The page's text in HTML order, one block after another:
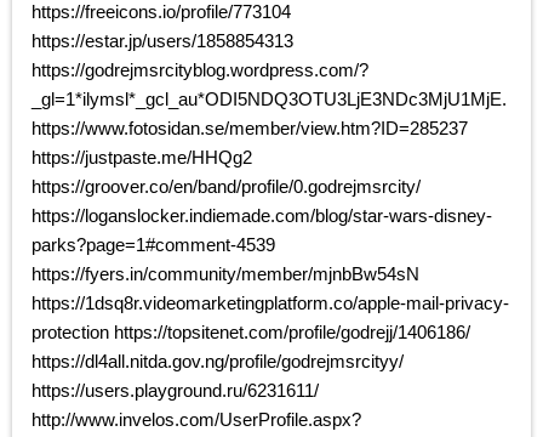
https://freeicons.io/profile/773104
https://estar.jp/users/1858854313
https://godrejmsrcityblog.wordpress.com/?
_gl=1*ilymsl*_gcl_au*ODI5NDQ3OTU3LjE3NDc3MjU1MjE.
https://www.fotosidan.se/member/view.htm?ID=285237
https://justpaste.me/HHQg2
https://groover.co/en/band/profile/0.godrejmsrcity/
https://loganslocker.indiemade.com/blog/star-wars-disney-
parks?page=1#comment-4539
https://fyers.in/community/member/mjnbBw54sN
https://1dsq8r.videomarketingplatform.co/apple-mail-privacy-
protection https://topsitenet.com/profile/godrejj/1406186/
https://dl4all.nitda.gov.ng/profile/godrejmsrcityy/
https://users.playground.ru/6231611/
http://www.invelos.com/UserProfile.aspx?